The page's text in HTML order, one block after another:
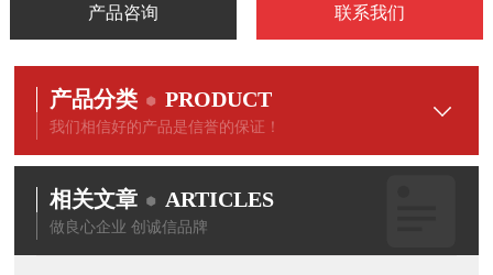
产品咨询 联系我们
产品分类 PRODUCT
我们相信好的产品是信誉的保证！
相关文章 ARTICLES
做良心企业 创诚信品牌